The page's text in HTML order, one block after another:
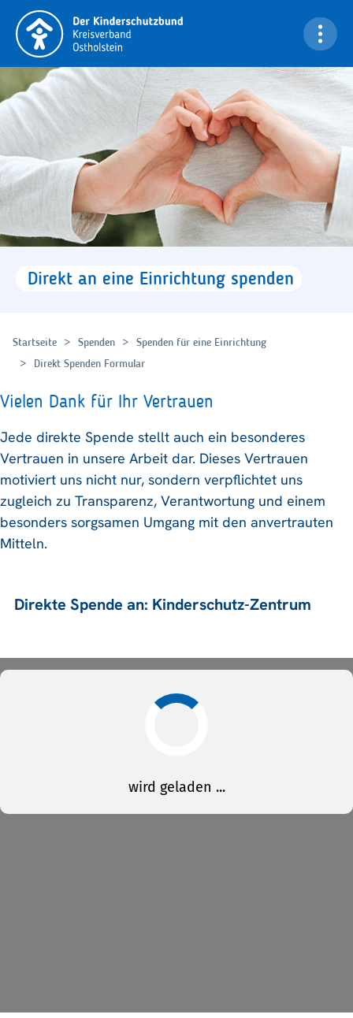
Navigation überspringen
Direkt an eine Einrichtung spenden
Startseite Spenden
Spenden für eine Einrichtung
Direkt Spenden Formular
Vielen Dank für Ihr Vertrauen
Jede direkte Spende stellt auch ein besonderes
Vertrauen in unsere Arbeit dar. Dieses Vertrauen
motiviert uns nicht nur, sondern verpflichtet uns
zugleich zu Transparenz, Verantwortung und einem
besonders sorgsamen Umgang mit den anvertrauten
Mitteln.
Direkte Spende an: Kinderschutz-Zentrum